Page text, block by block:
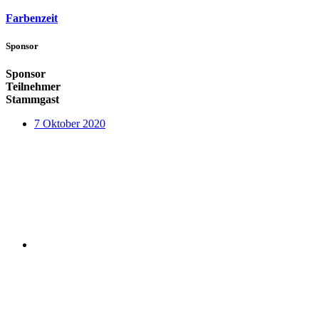
Farbenzeit
Sponsor
Sponsor
Teilnehmer
Stammgast
7 Oktober 2020